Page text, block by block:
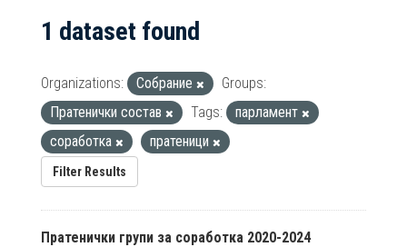
1 dataset found
Organizations: Собрание
Groups:
Пратенички состав
Tags:
парламент
соработка
пратеници
Filter Results
Пратенички групи за соработка 2020-2024